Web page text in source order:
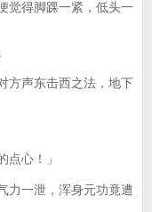
得脚踝一紧，低头一
声东击西之法，地下
心！」
一泄，浑身元功竟遭